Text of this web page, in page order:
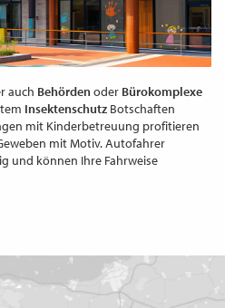
auch Behörden oder Bürokomplexe
Insektenschutz Botschaften
mit Kinderbetreuung profitieren
mit Motiv. Autofahrer
und können Ihre Fahrweise